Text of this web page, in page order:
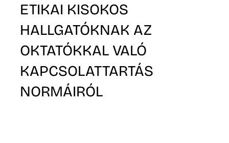
ETIKAI KISOKOS
HALLGATÓKNAK AZ
OKTATÓKKAL VALÓ
KAPCSOLATTARTÁS
NORMÁIRÓL